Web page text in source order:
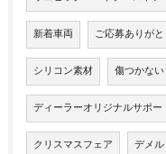
新着車両 ご応募ありが
シリコン素材 傷つかない
ディーラーオリジナルサポー
クリスマスフェア デメル